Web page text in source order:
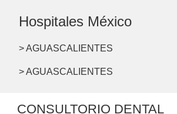
Hospitales México
> AGUASCALIENTES
> AGUASCALIENTES
CONSULTORIO DENTAL